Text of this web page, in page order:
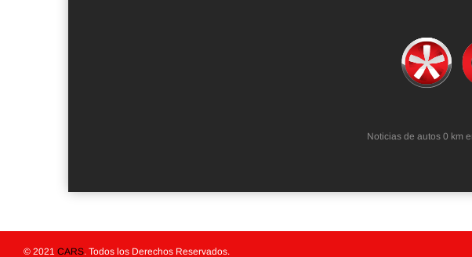
Noticias de autos 0 km
© 2021 CARS. Todos los Derechos Reservados.